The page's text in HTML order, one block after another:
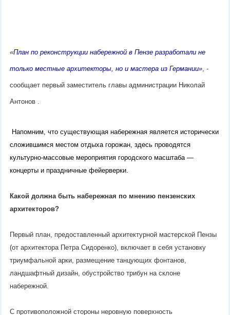
«План по реконструкции набережной в Пензе разработали не
только местные архитекторы, но и мастера из Германии», -
сообщает первый заместитель главы администрации Николай
Антонов .
Напомним, что существующая набережная является исторически
сложившимся местом отдыха горожан, здесь проводятся
культурно-массовые мероприятия городского масштаба —
концерты и праздничные фейерверки.
Какой должна быть набережная по мнению пензенских
архитекторов?
Первый план, предоставленный архитектурной мастерской Пензы
(от архитектора Петра Сидоренко), включает в себя установку
триумфальной арки, размещение танцующих фонтанов,
ландшафтный дизайн, обустройство трибун на склоне
набережной.
С противоположной стороны неровную поверхность